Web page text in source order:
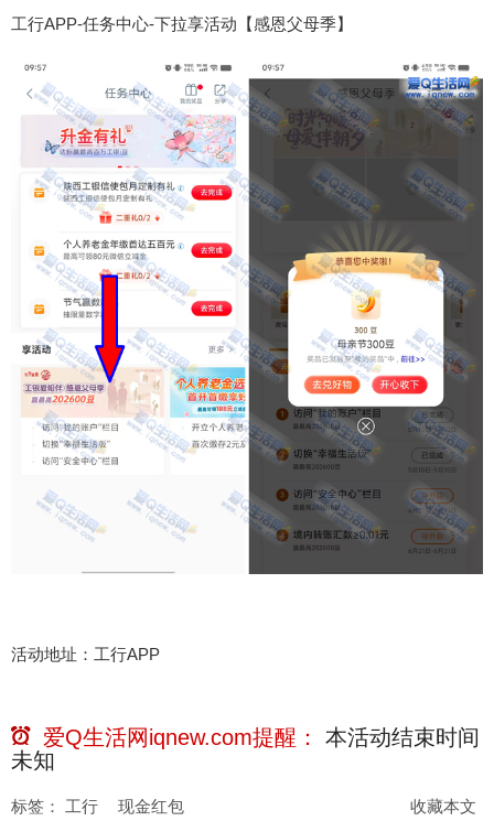
工行APP-任务中心-下拉享活动【感恩父母季】
活动地址：工行APP
爱Q生活网iqnew.com提醒：
本活动结束时间
未知
收藏本文
标签： 工行 现金红包